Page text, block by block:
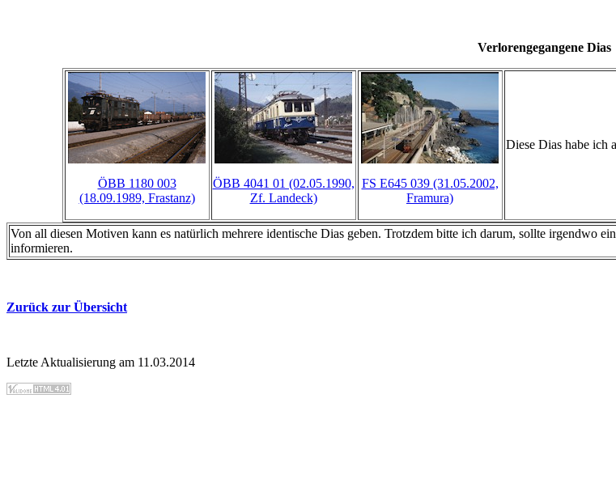
Verlorengegangene Dias
ÖBB 1180 003
(18.09.1989, Frastanz)
ÖBB 4041 01 (02.05.1990,
Zf. Landeck)
FS E645 039 (31.05.2002,
Framura)
Diese Dias habe ich
Von all diesen Motiven kann es natürlich mehrere identische Dias geben. Trotzdem bitte ich darum, sollte irgendwo
informieren.
Zurück zur Übersicht
Letzte Aktualisierung am 11.03.2014